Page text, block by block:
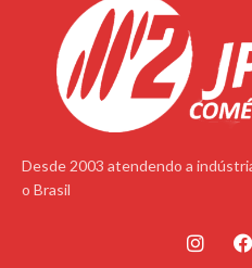
Desde 2003 atendendo a
o Brasil